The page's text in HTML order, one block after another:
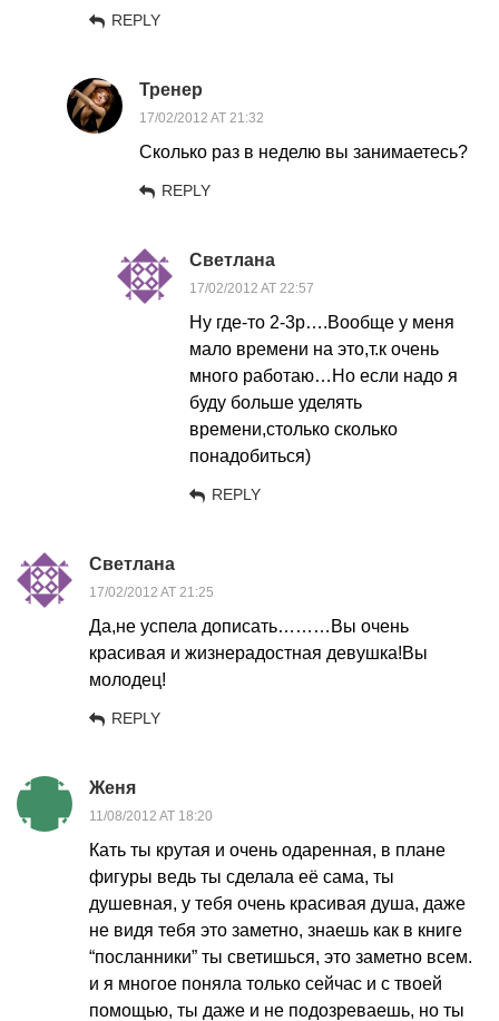
REPLY
Тренер
17/02/2012 AT 21:32
Сколько раз в неделю вы занимаетесь?
REPLY
Cветлана
17/02/2012 AT 22:57
Ну где-то 2-3р….Вообще у меня
мало времени на это,т.к очень
много работаю…Но если надо я
буду больше уделять
времени,столько сколько
понадобиться)
REPLY
Cветлана
17/02/2012 AT 21:25
Да,не успела дописать………Вы очень
красивая и жизнерадостная девушка!Вы
молодец!
REPLY
Женя
11/08/2012 AT 18:20
Кать ты крутая и очень одаренная, в плане
фигуры ведь ты сделала её сама, ты
душевная, у тебя очень красивая душа, даже
не видя тебя это заметно, знаешь как в книге
“посланники” ты светишься, это заметно всем.
и я многое поняла только сейчас и с твоей
помощью, ты даже и не подозреваешь, но ты